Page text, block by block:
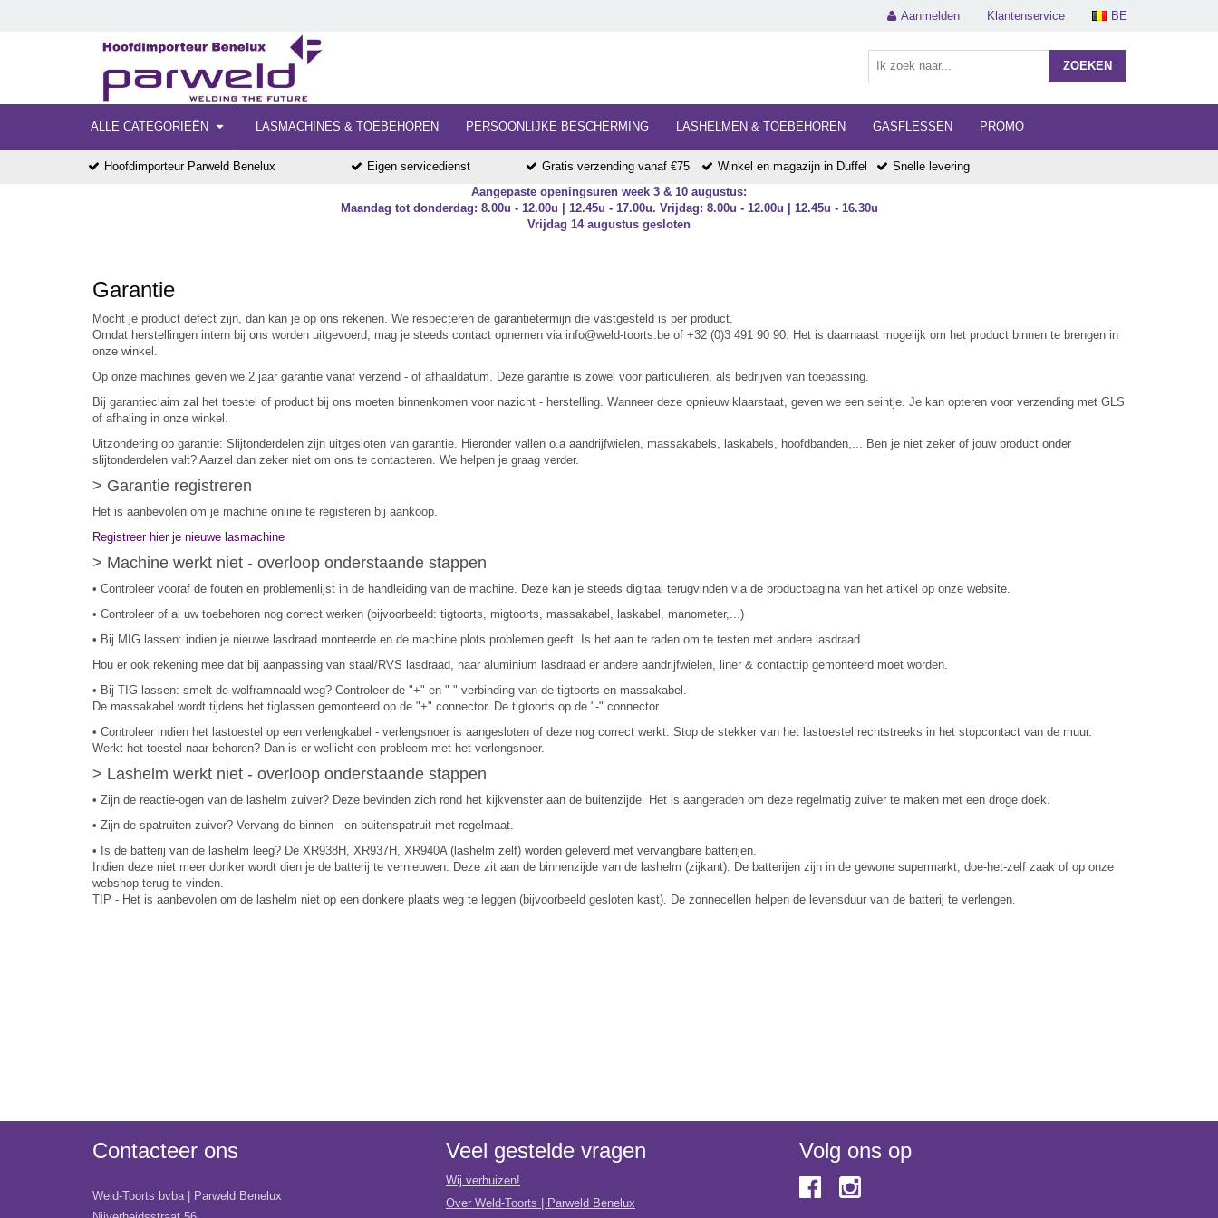
BE
Klantenservice
Aanmelden
ZOEKEN
ALLE CATEGORIEËN LASMACHINES & TOEBEHOREN PERSOONLIJKE BESCHERMING LASHELMEN & TOEBEHOREN GASFLESSEN PROMO
Hoofdimporteur Parweld Benelux Eigen servicedienst Gratis verzending vanaf €75 Winkel en magazijn in Duffel
Snelle levering
Aangepaste openingsuren week 3 & 10 augustus:
Maandag tot donderdag: 8.00u - 12.00u | 12.45u - 17.00u. Vrijdag: 8.00u - 12.00u | 12.45u - 16.30u
Vrijdag 14 augustus gesloten
Garantie
Mocht je product defect zijn, dan kan je op ons rekenen. We respecteren de garantietermijn die vastgesteld is per product.
Omdat herstellingen intern bij ons worden uitgevoerd, mag je steeds contact opnemen via info@weld-toorts.be of +32 (0)3 491 90 90. Het is daarnaast mogelijk om het product binnen te brengen in
onze winkel.
Op onze machines geven we 2 jaar garantie vanaf verzend - of afhaaldatum. Deze garantie is zowel voor particulieren, als bedrijven van toepassing.
Bij garantieclaim zal het toestel of product bij ons moeten binnenkomen voor nazicht - herstelling. Wanneer deze opnieuw klaarstaat, geven we een seintje. Je kan opteren voor verzending met GLS
of afhaling in onze winkel.
Uitzondering op garantie: Slijtonderdelen zijn uitgesloten van garantie. Hieronder vallen o.a aandrijfwielen, massakabels, laskabels, hoofdbanden,... Ben je niet zeker of jouw product onder
slijtonderdelen valt? Aarzel dan zeker niet om ons te contacteren. We helpen je graag verder.
> Garantie registreren
Het is aanbevolen om je machine online te registeren bij aankoop.
Registreer hier je nieuwe lasmachine
> Machine werkt niet - overloop onderstaande stappen
• Controleer vooraf de fouten en problemenlijst in de handleiding van de machine. Deze kan je steeds digitaal terugvinden via de productpagina van het artikel op onze website.
• Controleer of al uw toebehoren nog correct werken (bijvoorbeeld: tigtoorts, migtoorts, massakabel, laskabel, manometer,...)
• Bij MIG lassen: indien je nieuwe lasdraad monteerde en de machine plots problemen geeft. Is het aan te raden om te testen met andere lasdraad.
Hou er ook rekening mee dat bij aanpassing van staal/RVS lasdraad, naar aluminium lasdraad er andere aandrijfwielen, liner & contacttip gemonteerd moet worden.
• Bij TIG lassen: smelt de wolframnaald weg? Controleer de "+" en "-" verbinding van de tigtoorts en massakabel.
De massakabel wordt tijdens het tiglassen gemonteerd op de "+" connector. De tigtoorts op de "-" connector.
• Controleer indien het lastoestel op een verlengkabel - verlengsnoer is aangesloten of deze nog correct werkt. Stop de stekker van het lastoestel rechtstreeks in het stopcontact van de muur.
Werkt het toestel naar behoren? Dan is er wellicht een probleem met het verlengsnoer.
> Lashelm werkt niet - overloop onderstaande stappen
• Zijn de reactie-ogen van de lashelm zuiver? Deze bevinden zich rond het kijkvenster aan de buitenzijde. Het is aangeraden om deze regelmatig zuiver te maken met een droge doek.
• Zijn de spatruiten zuiver? Vervang de binnen - en buitenspatruit met regelmaat.
• Is de batterij van de lashelm leeg? De XR938H, XR937H, XR940A (lashelm zelf) worden geleverd met vervangbare batterijen.
Indien deze niet meer donker wordt dien je de batterij te vernieuwen. Deze zit aan de binnenzijde van de lashelm (zijkant). De batterijen zijn in de gewone supermarkt, doe-het-zelf zaak of op onze
webshop terug te vinden.
TIP - Het is aanbevolen om de lashelm niet op een donkere plaats weg te leggen (bijvoorbeeld gesloten kast). De zonnecellen helpen de levensduur van de batterij te verlengen.
Contacteer ons
Weld-Toorts bvba | Parweld Benelux
Veel gestelde vragen
Wij verhuizen!
Over Weld-Toorts | Parweld Benelux
Volg ons op